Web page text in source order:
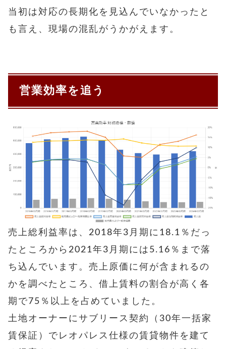
当初は対応の長期化を見込んでいなかったと
も言え、現場の混乱がうかがえます。
営業効率を追う
売上総利益率は、2018年3月期に18.1％だっ
たところから2021年3月期には5.16％まで落
ち込んでいます。売上原価に何が含まれるの
かを調べたところ、借上賃料の割合が高く各
期で75％以上を占めていました。
土地オーナーにサブリース契約（30年一括家
賃保証）でレオパレス仕様の賃貸物件を建て